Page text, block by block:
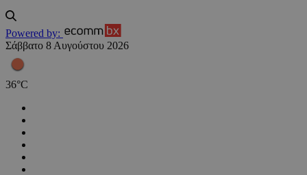
Powered by:
Σάββατο 8 Αυγούστου 2026
36°C